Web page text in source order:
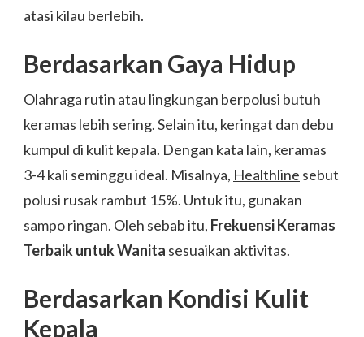
atasi kilau berlebih.
Berdasarkan Gaya Hidup
Olahraga rutin atau lingkungan berpolusi butuh
keramas lebih sering. Selain itu, keringat dan debu
kumpul di kulit kepala. Dengan kata lain, keramas
3-4 kali seminggu ideal. Misalnya, Healthline sebut
polusi rusak rambut 15%. Untuk itu, gunakan
sampo ringan. Oleh sebab itu, Frekuensi Keramas
Terbaik untuk Wanita sesuaikan aktivitas.
Berdasarkan Kondisi Kulit
Kepala